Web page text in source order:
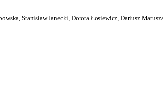
Stanisław Janecki, Dorota Łosiewicz, Dariusz